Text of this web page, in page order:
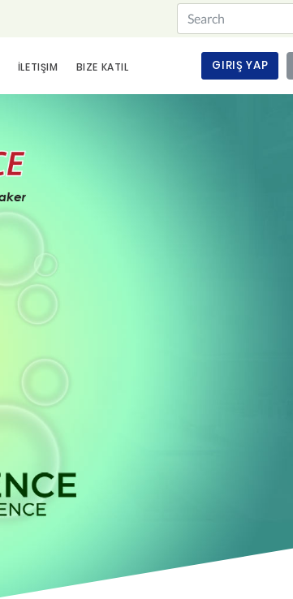
İLETIŞIM BIZE KATIL GIRIŞ YAP